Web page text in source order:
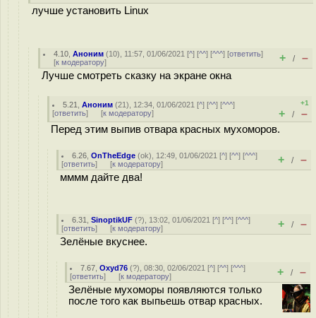
лучше установить Linux
4.10 ,Аноним (10), 11:57, 01/06/2021 [^] [^^] [^^^] [ответить]
[к модератору] + / –
Лучше смотреть сказку на экране окна
5.21 ,Аноним (21), 12:34, 01/06/2021 [^] [^^] [^^^]
[ответить] [к модератору]
+1
+ / –
Перед этим выпив отвара красных мухоморов.
6.26 ,OnTheEdge (ok), 12:49, 01/06/2021 [^] [^^] [^^^]
[ответить] [к модератору] + / –
мммм дайте два!
6.31 ,SinoptikUF (?), 13:02, 01/06/2021 [^] [^^] [^^^]
[ответить] [к модератору] + / –
Зелёные вкуснее.
7.67 ,Oxyd76 (?), 08:30, 02/06/2021 [^] [^^] [^^^]
[ответить] [к модератору] + / –
Зелёные мухоморы появляются только
после того как выпьешь отвар красных.